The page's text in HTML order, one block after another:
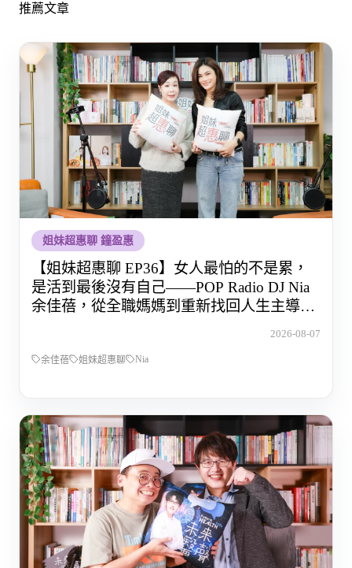
推薦文章
姐妹超惠聊 鐘盈惠
【姐妹超惠聊 EP36】女人最怕的不是累，
是活到最後沒有自己——POP Radio DJ Nia
余佳蓓，從全職媽媽到重新找回人生主導權
2026-08-07
余佳蓓 姐妹超惠聊 Nia